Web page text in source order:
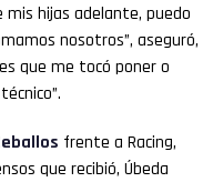
mis hijas adelante, puedo
nosotros”, aseguró,
que me tocó poner o
frente a Racing,
que recibió, Úbeda